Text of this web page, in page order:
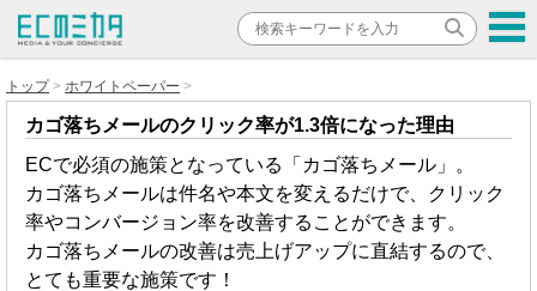
トップ ホワイトペーパー
カゴ落ちメールのクリック率が1.3倍になった理由
ECで必須の施策となっている「カゴ落ちメール」。
カゴ落ちメールは件名や本文を変えるだけで、クリック
率やコンバージョン率を改善することができます。
カゴ落ちメールの改善は売上げアップに直結するので、
とても重要な施策です！